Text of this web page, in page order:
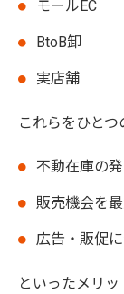
モールEC
BtoB卸
実店舗
これらをひとつ
不動在庫の
販売機会を
広告・販促
といったメリッ